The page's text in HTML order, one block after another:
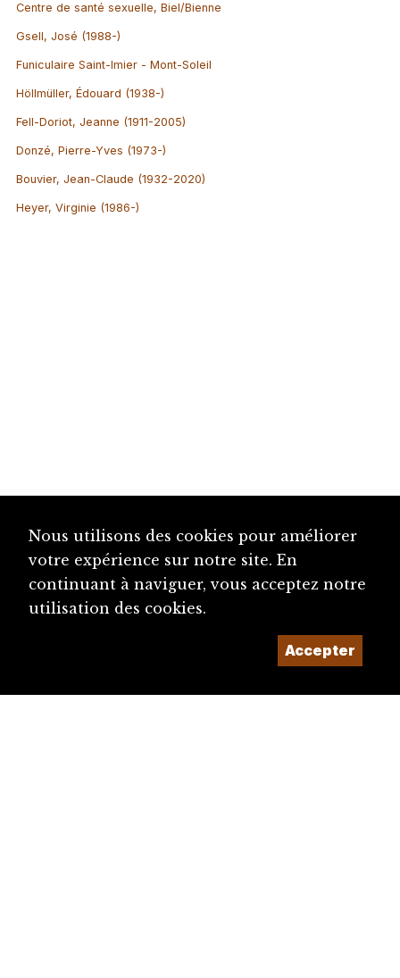
Centre de santé sexuelle, Biel/Bienne
Gsell, José (1988-)
Funiculaire Saint-Imier - Mont-Soleil
Höllmüller, Édouard (1938-)
Fell-Doriot, Jeanne (1911-2005)
Donzé, Pierre-Yves (1973-)
Bouvier, Jean-Claude (1932-2020)
Heyer, Virginie (1986-)
Nous utilisons des cookies pour améliorer
votre expérience sur notre site. En
continuant à naviguer, vous acceptez notre
utilisation des cookies.
Accepter